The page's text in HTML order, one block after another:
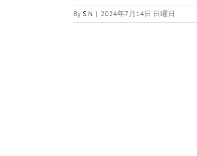
By S.N | 2024年7月14日 日曜日